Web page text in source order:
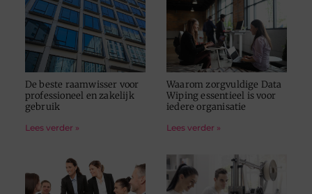
De beste raamwisser voor
professioneel en zakelijk
gebruik
Lees verder »
Waarom zorgvuldige Data
Wiping essentieel is voor
iedere organisatie
Lees verder »